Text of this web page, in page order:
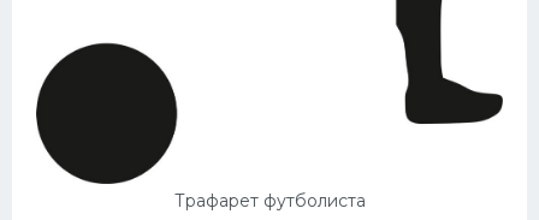
Трафарет футболиста